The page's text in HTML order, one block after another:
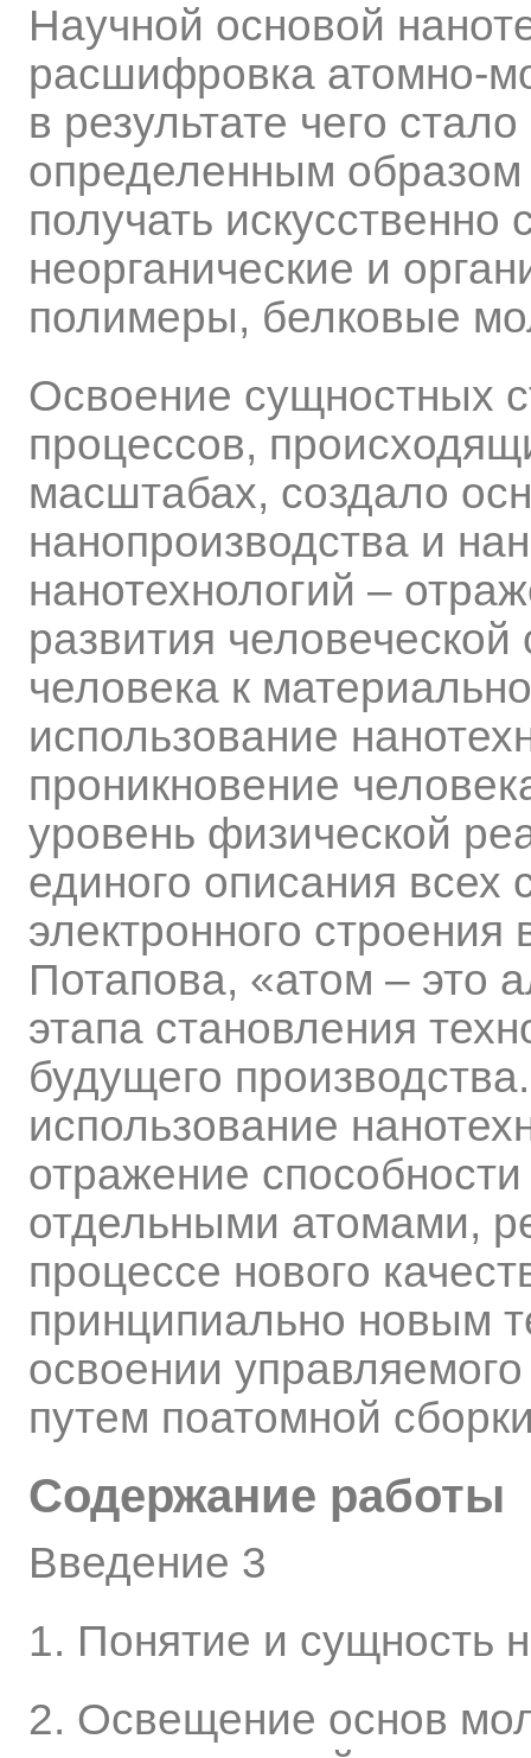
Научной основой
расшифровка атомно-
в результате чего
определенным
получать искусственно
неорганические и
полимеры, белковые
Освоение сущностных
процессов,
масштабах, создало
нанопроизводства и
нанотехнологий –
развития
человека к
использование
проникновение
уровень физической
единого описания всех
электронного
Потапова, «атом – это
этапа становления
будущего
использование
отражение
отдельными атомами,
процессе нового
принципиально новым
освоении
путем поатомной
Содержание работы
Введение 3
1. Понятие и сущность
2. Освещение основ